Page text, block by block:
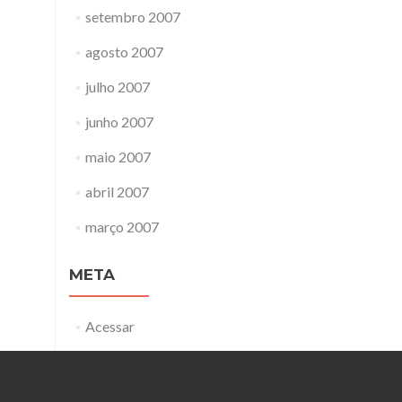
setembro 2007
agosto 2007
julho 2007
junho 2007
maio 2007
abril 2007
março 2007
META
Acessar